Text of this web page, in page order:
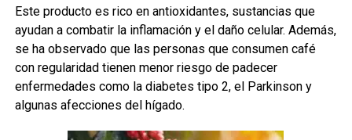
Este producto es rico en antioxidantes, sustancias que
ayudan a combatir la inflamación y el daño celular. Además,
se ha observado que las personas que consumen café
con regularidad tienen menor riesgo de padecer
enfermedades como la diabetes tipo 2, el Parkinson y
algunas afecciones del hígado.